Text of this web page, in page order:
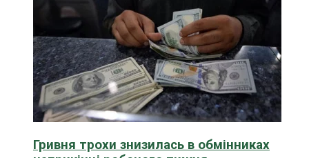
Гривня трохи знизилась в обмінниках